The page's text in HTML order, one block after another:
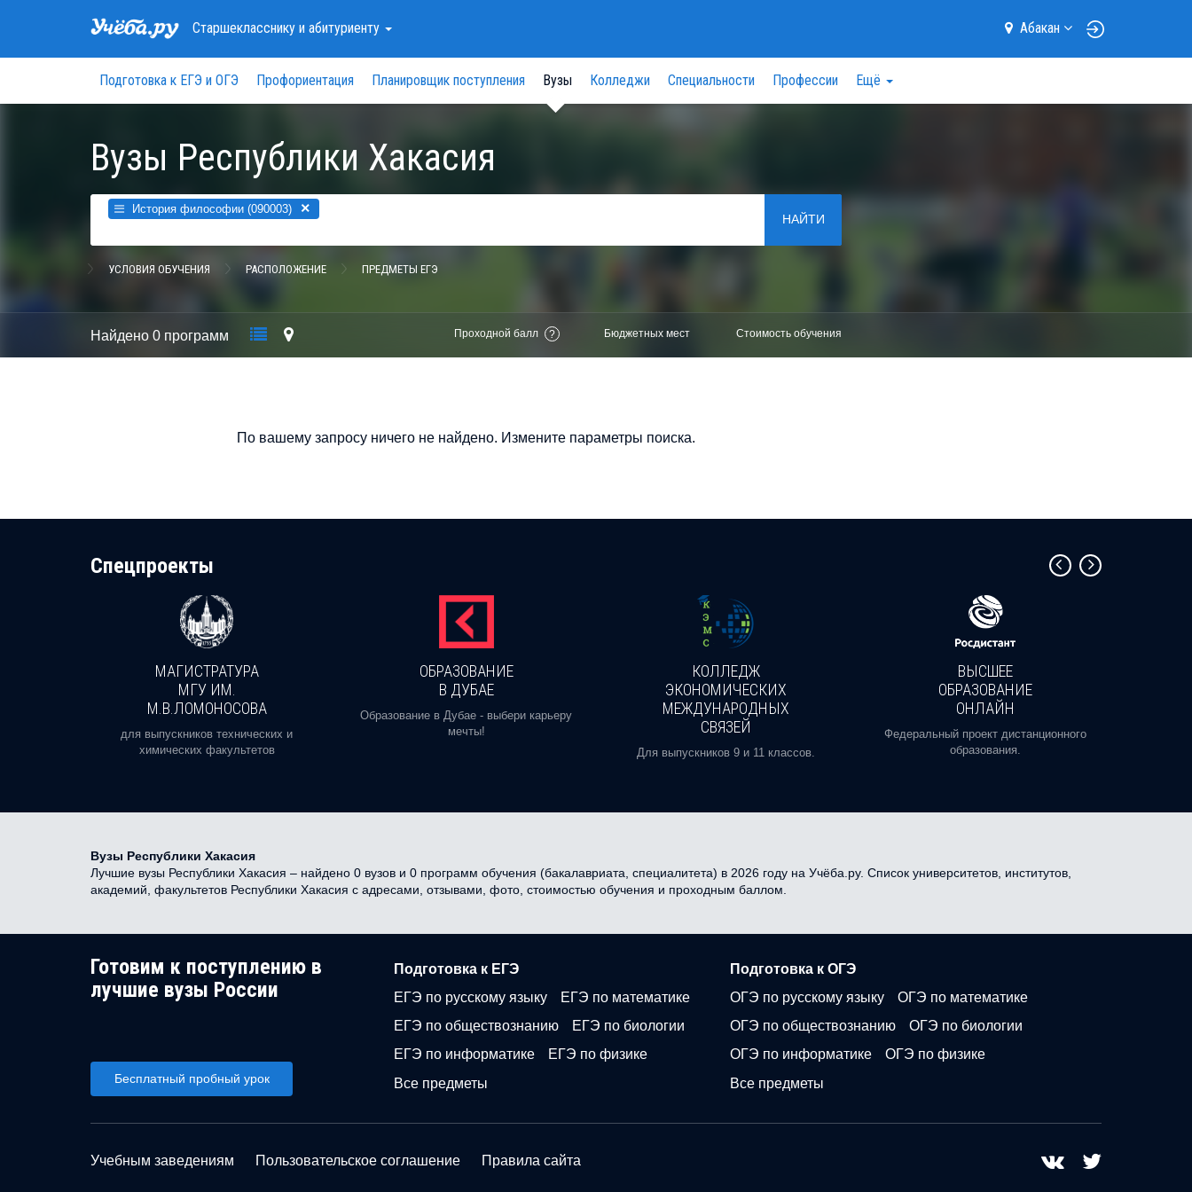
Старшеклассникуи абитуриенту Абакан
Подготовка к ЕГЭ и ОГЭ Профориентация Планировщик поступления Вузы Колледжи Специальности Профессии Ещё
Вузы Республики Хакасия
История философии (090003) ×
НАЙТИ
УСЛОВИЯ ОБУЧЕНИЯ РАСПОЛОЖЕНИЕ ПРЕДМЕТЫ ЕГЭ
Найдено 0 программ Проходной балл ? Бюджетных мест Стоимость обучения
По вашему запросу ничего не найдено. Измените параметры поиска.
Cпецпроекты
МАГИСТРАТУРА
МГУ ИМ.
М.В.ЛОМОНОСОВА
для выпускников технических и
химических факультетов
ОБРАЗОВАНИЕ
В ДУБАЕ
Образование в Дубае - выбери карьеру
мечты!
КОЛЛЕДЖ
ЭКОНОМИЧЕСКИХ
МЕЖДУНАРОДНЫХ
СВЯЗЕЙ
Для выпускников 9 и 11 классов.
ВЫСШЕЕ
ОБРАЗОВАНИЕ
ОНЛАЙН
Федеральный проект дистанционного
образования.
Вузы Республики Хакасия
Лучшие вузы Республики Хакасия – найдено 0 вузов и 0 программ обучения (бакалавриата, специалитета) в 2026 году на Учёба.ру. Список университетов, институтов,
академий, факультетов Республики Хакасия с адресами, отзывами, фото, стоимостью обучения и проходным баллом.
Готовим к поступлению в
лучшие вузы России
Бесплатный пробный урок
Подготовка к ЕГЭ
ЕГЭ по русскому языку
ЕГЭ по математике
ЕГЭ по обществознанию
ЕГЭ по биологии
ЕГЭ по информатике
ЕГЭ по физике
Все предметы
Подготовка к ОГЭ
ОГЭ по русскому языку
ОГЭ по математике
ОГЭ по обществознанию
ОГЭ по биологии
ОГЭ по информатике
ОГЭ по физике
Все предметы
Учебным заведениям Пользовательское соглашение Правила сайта